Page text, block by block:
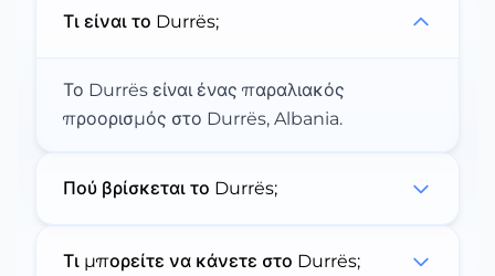
Τι είναι το Durrës;
Το Durrës είναι ένας παραλιακός
προορισμός στο Durrës, Albania.
Πού βρίσκεται το Durrës;
Τι μπορείτε να κάνετε στο Durrës;